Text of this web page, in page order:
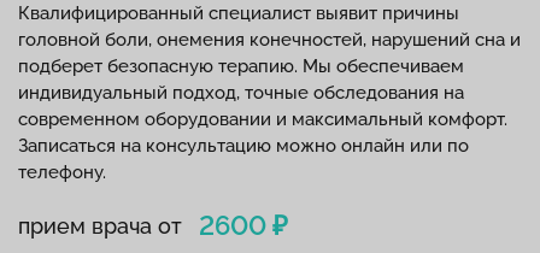
прием врача от 2600 ₽
Квалифицированный специалист выявит причины
головной боли, онемения конечностей, нарушений сна и
подберет безопасную терапию. Мы обеспечиваем
индивидуальный подход, точные обследования на
современном оборудовании и максимальный комфорт.
Записаться на консультацию можно онлайн или по
телефону.